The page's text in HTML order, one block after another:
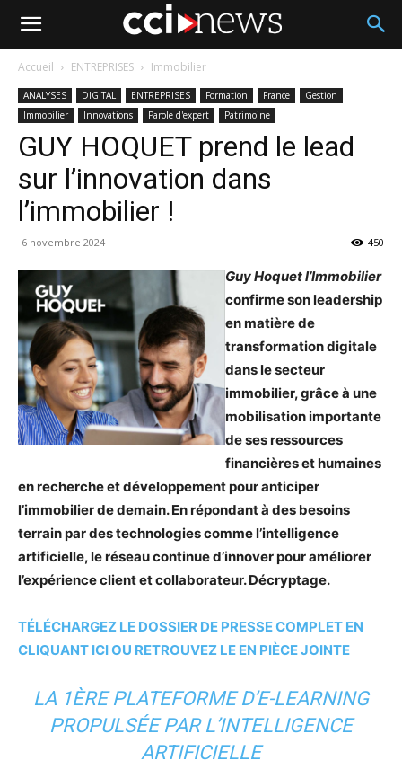
Accueil ENTREPRISES Immobilier
ANALYSES DIGITAL ENTREPRISES Formation France
Gestion
Immobilier
Innovations Parole d'expert Patrimoine
GUY HOQUET prend le lead
sur l’innovation dans
l’immobilier !
6 novembre 2024 450
Guy Hoquet l’Immobilier
confirme son leadership
en matière de
transformation digitale
dans le secteur
immobilier, grâce à une
mobilisation importante
de ses ressources
financières et humaines
en recherche et développement pour anticiper
l’immobilier de demain. En répondant à des besoins
terrain par des technologies comme l’intelligence
artificielle, le réseau continue d’innover pour améliorer
l’expérience client et collaborateur. Décryptage.
TÉLÉCHARGEZ LE DOSSIER DE PRESSE COMPLET EN
CLIQUANT ICI OU RETROUVEZ LE EN PIÈCE JOINTE
LA 1ÈRE PLATEFORME D’E-LEARNING
PROPULSÉE PAR L’INTELLIGENCE
ARTIFICIELLE